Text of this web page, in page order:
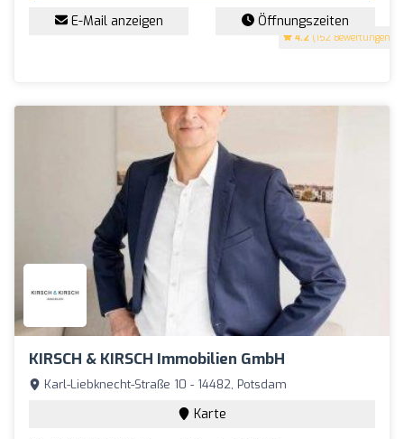
4.2 (152 Bewertungen)
E-Mail anzeigen Öffnungszeiten
KIRSCH & KIRSCH Immobilien GmbH
Karl-Liebknecht-Straße 10 - 14482, Potsdam
Karte